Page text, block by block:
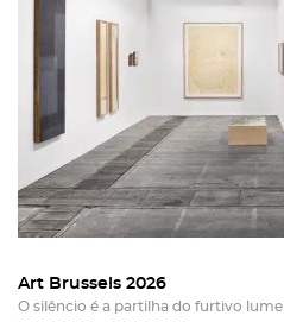
Art Brussels 2026
O silêncio é a partilha do furtivo lume